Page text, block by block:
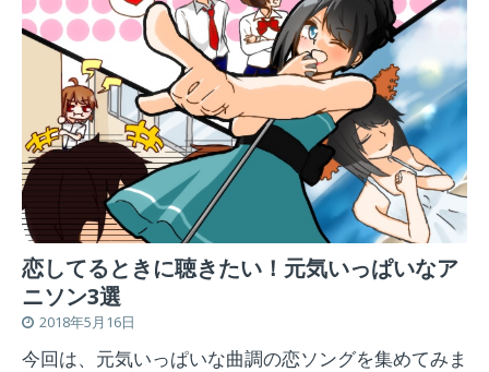
恋してるときに聴きたい！元気いっぱいなア
ニソン3選
2018年5月16日
今回は、元気いっぱいな曲調の恋ソングを集めてみま